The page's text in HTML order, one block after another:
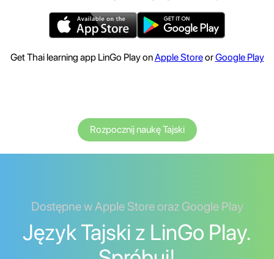
Get Thai learning app LinGo Play onApple StoreorGoogle Play
Rozpocznij naukę Tajski
Dostępne w Apple Store oraz Google Play
Język Tajski z LinGo Play.